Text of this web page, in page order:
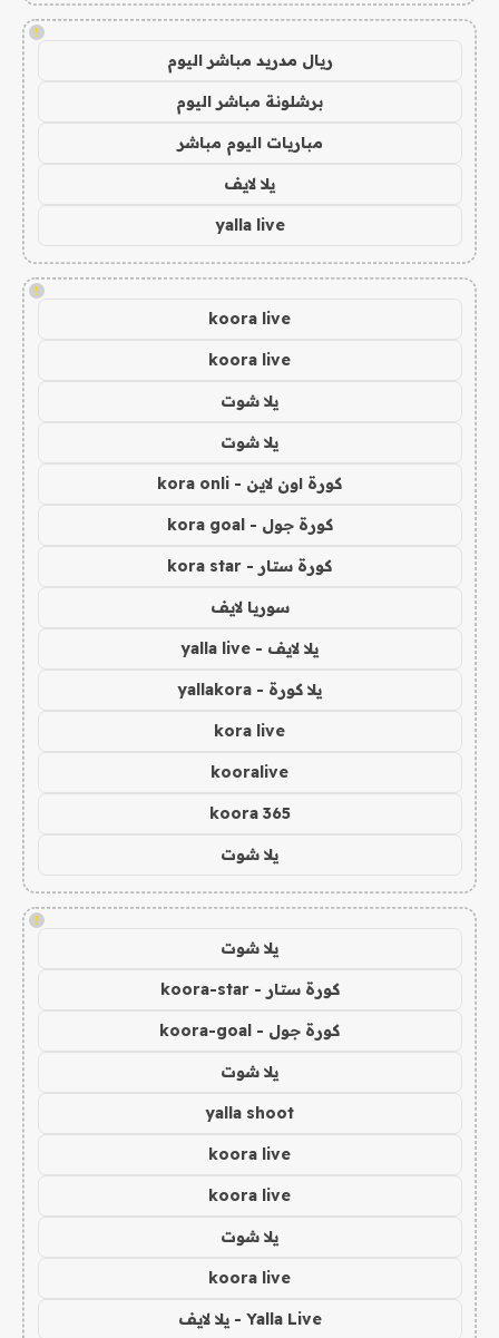
!
ريال مدريد مباشر اليوم
برشلونة مباشر اليوم
مباريات اليوم مباشر
يلا لايف
yalla live
!
koora live
koora live
يلا شوت
يلا شوت
كورة اون لاين - kora onli
كورة جول - kora goal
كورة ستار - kora star
سوريا لايف
يلا لايف - yalla live
يلا كورة - yallakora
kora live
kooralive
koora 365
يلا شوت
!
يلا شوت
كورة ستار - koora-star
كورة جول - koora-goal
يلا شوت
yalla shoot
koora live
koora live
يلا شوت
koora live
Yalla Live - يلا لايف